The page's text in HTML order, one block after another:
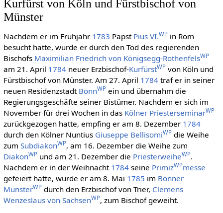
Kurfürst von Köln und Fürstbischof von
Münster
Nachdem er im Frühjahr 1783 Papst Pius VI.WPin Rom
besucht hatte, wurde er durch den Tod des regierenden
Bischofs Maximilian Friedrich von Königsegg-RothenfelsWP
am 21. April 1784neuer Erzbischof-KurfürstWPvon Köln und
Fürstbischof von Münster. Am 27. April 1784traf er in seiner
neuen Residenzstadt BonnWPein und übernahm die
Regierungsgeschäfte seiner Bistümer. Nachdem er sich im
November für drei Wochen in das Kölner PriesterseminarWP
zurückgezogen hatte, empfing er am 8. Dezember 1784
durch den Kölner Nuntius Giuseppe BellisomiWPdie Weihe
zum SubdiakonWP, am 16. Dezember die Weihe zum
DiakonWPund am 21. Dezember die PriesterweiheWP.
Nachdem er in der Weihnacht 1784seine PrimizWPmesse
gefeiert hatte, wurde er am 8. Mai 1785 im Bonner
MünsterWPdurch den Erzbischof von Trier, Clemens
Wenzeslaus von SachsenWP, zum Bischof geweiht.